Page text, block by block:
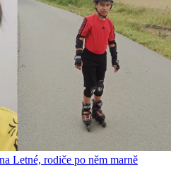
Letné, rodiče po něm marně